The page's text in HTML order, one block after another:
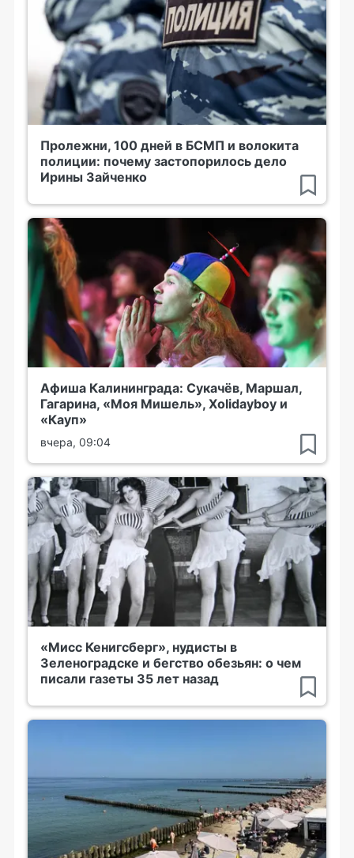
Пролежни, 100 дней в БСМП и волокита
полиции: почему застопорилось дело
Ирины Зайченко
Афиша Калининграда: Сукачёв, Маршал,
Гагарина, «Моя Мишель», Xolidayboy и
«Кауп»
вчера, 09:04
«Мисс Кенигсберг», нудисты в
Зеленоградске и бегство обезьян: о чем
писали газеты 35 лет назад